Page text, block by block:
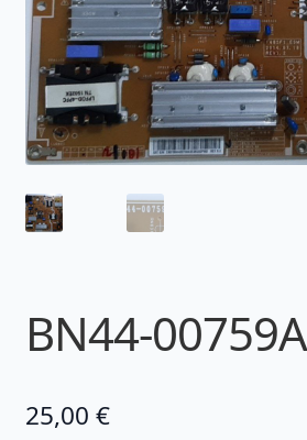
BN44-00759A
25,00 €